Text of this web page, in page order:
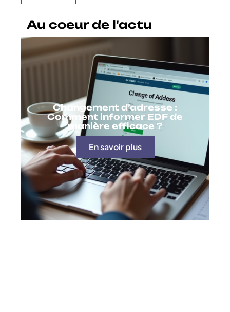
Au coeur de l'actu
Changement d’adresse :
Comment informer EDF de
manière efficace ?
En savoir plus